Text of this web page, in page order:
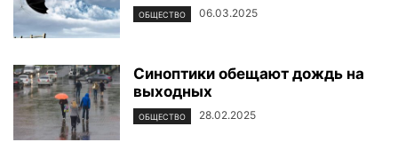
ОБЩЕСТВО 06.03.2025
Синоптики обещают дождь на
выходных
ОБЩЕСТВО 28.02.2025